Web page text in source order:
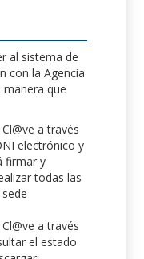
al sistema de
con la Agencia
manera que
a través
electrónico y
firmar y
todas las
a través
el estado